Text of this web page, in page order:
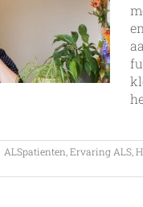
ALSpatienten Ervaring ALS